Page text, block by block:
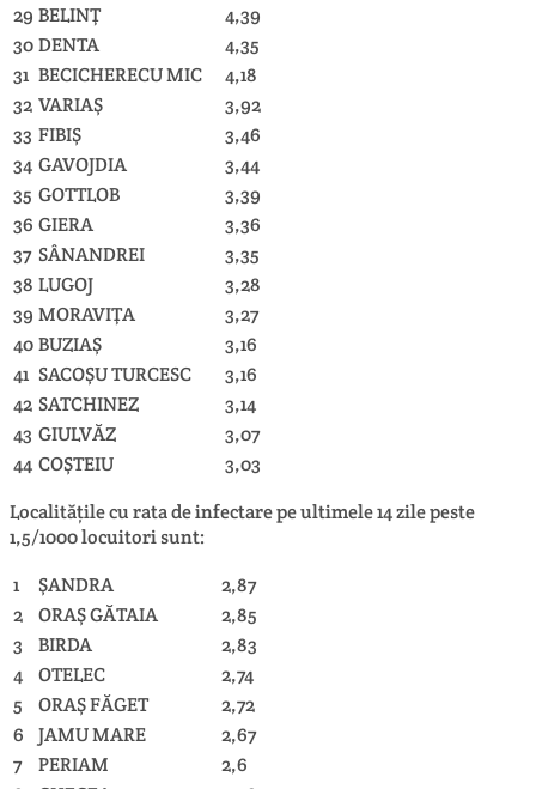
29 BELINŢ
4,39
30DENTA
4,35
31 BECICHERECU MIC
4,18
32 VARIAŞ
3,92
33 FIBIŞ
3,46
34 GAVOJDIA
3,44
35 GOTTLOB
3,39
36 GIERA
3,36
37 SÂNANDREI
3,35
38 LUGOJ
3,28
39 MORAVIŢA
3,27
40BUZIAŞ
3,16
41 SACOŞU TURCESC
3,16
42 SATCHINEZ
3,14
43 GIULVĂZ
3,07
44 COŞTEIU
3,03
Localitățile cu rata de infectare pe ultimele 14 zile peste
1,5/1000 locuitori sunt:
1
ŞANDRA
2,87
2
ORAŞ GĂTAIA
2,85
3
BIRDA
2,83
4
OTELEC
2,74
5
ORAŞ FĂGET
2,72
6
JAMU MARE
2,67
7
PERIAM
2,6